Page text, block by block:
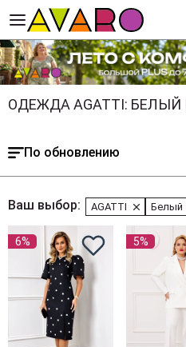
ОДЕЖДА AGATTI: БЕЛЫЙ
По обновлению
Ваш выбор: AGATTI Белый
6% 5%